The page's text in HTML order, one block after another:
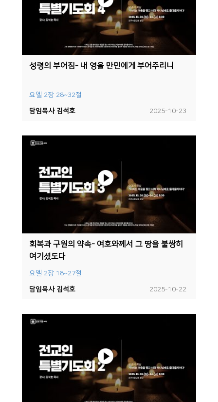
성령의 부어짐- 내 영을 만민에게 부어주리니
요엘 2장 28~32절
2025-10-23
담임목사 김석호
회복과 구원의 약속- 여호와께서 그 땅을 불쌍히
여기셨도다
요엘 2장 18~27절
2025-10-22
담임목사 김석호